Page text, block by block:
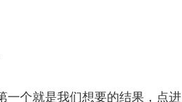
一个就是我们想要的结果，点进